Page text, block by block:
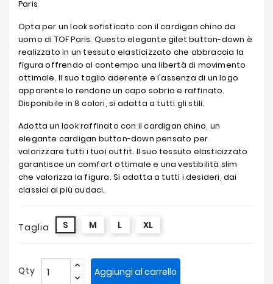
Paris
Opta per un look sofisticato con il cardigan chino da
uomo di TOF Paris. Questo elegante gilet button-down è
realizzato in un tessuto elasticizzato che abbraccia la
figura offrendo al contempo una libertà di movimento
ottimale. Il suo taglio aderente e l'assenza di un logo
apparente lo rendono un capo sobrio e raffinato.
Disponibile in 8 colori, si adatta a tutti gli stili.
Adotta un look raffinato con il cardigan chino, un
elegante cardigan button-down pensato per
valorizzare tutti i tuoi outfit. Il suo tessuto elasticizzato
garantisce un comfort ottimale e una vestibilità slim
che valorizza la figura. Si adatta a tutti i desideri, dai
classici ai più audaci.
Taglia S M L XL
Qty Aggiungi al carrello